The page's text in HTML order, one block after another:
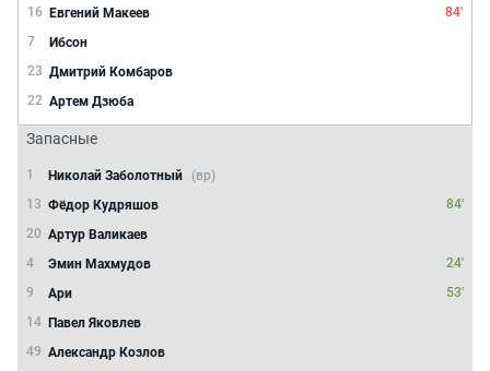
16 Евгений Макеев
84'
7
Ибсон
23 Дмитрий Комбаров
22 Артем Дзюба
Запасные
1 Николай Заболотный
(вр)
13 Фёдор Кудряшов
84'
20 Артур Валикаев
4
Эмин Махмудов
24'
9
Ари
53'
14 Павел Яковлев
49 Александр Козлов